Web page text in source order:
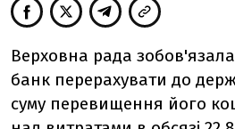
Верховна рада
банк перерахувати до
суму перевищення його